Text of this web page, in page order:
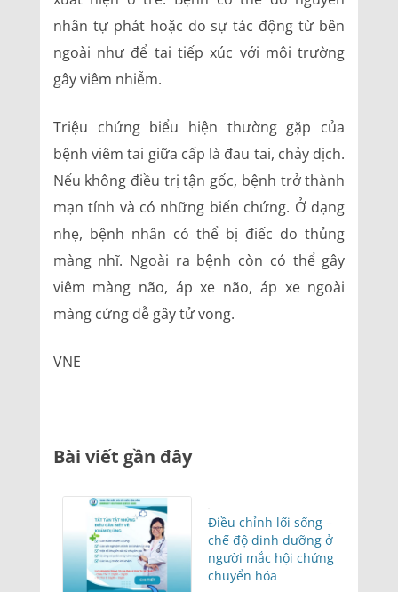
nhân tự phát hoặc do sự tác động từ bên
ngoài như để tai tiếp xúc với môi trường
gây viêm nhiễm.
Triệu chứng biểu hiện thường gặp của
bệnh viêm tai giữa cấp là đau tai, chảy dịch.
Nếu không điều trị tận gốc, bệnh trở thành
mạn tính và có những biến chứng. Ở dạng
nhẹ, bệnh nhân có thể bị điếc do thủng
màng nhĩ. Ngoài ra bệnh còn có thể gây
viêm màng não, áp xe não, áp xe ngoài
màng cứng dễ gây tử vong.
VNE
Bài viết gần đây
Điều chỉnh lối sống –
chế độ dinh dưỡng ở
người mắc hội chứng
chuyển hóa